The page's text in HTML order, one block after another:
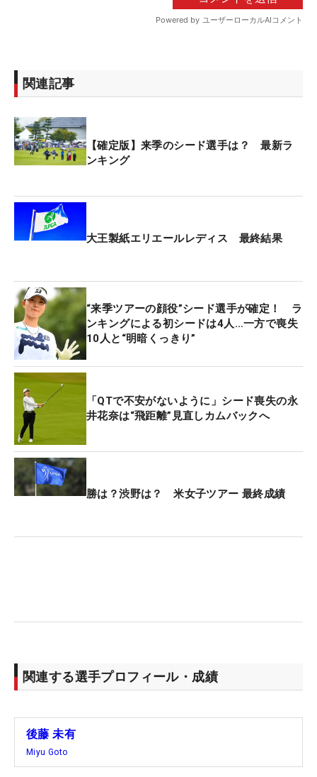
関連記事
【確定版】来季のシード選手は？ 最新ラ
ンキング
大王製紙エリエールレディス 最終結果
“来季ツアーの顔役”シード選手が確定！ ラ
ンキングによる初シードは4人…一方で喪失
10人と“明暗くっきり”
「QTで不安がないように」シード喪失の永
井花奈は“飛距離”見直しカムバックへ
勝は？渋野は？ 米女子ツアー 最終成績
関連する選手プロフィール・成績
後藤 未有
Miyu Goto